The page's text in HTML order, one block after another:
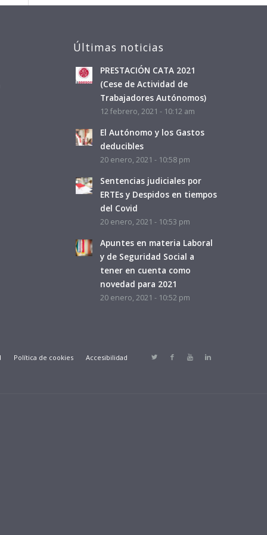
Últimas noticias
PRESTACIÓN CATA 2021
(Cese de Actividad de
Trabajadores Autónomos)
12 febrero, 2021 - 10:12 am
El Autónomo y los Gastos
deducibles
20 enero, 2021 - 10:58 pm
Sentencias judiciales por
ERTEs y Despidos en tiempos
del Covid
20 enero, 2021 - 10:53 pm
Apuntes en materia Laboral
y de Seguridad Social a
tener en cuenta como
novedad para 2021
20 enero, 2021 - 10:52 pm
Política de cookies Accesibilidad